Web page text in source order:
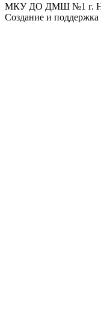
МКУ ДО ДМШ №1 г.
Создание и